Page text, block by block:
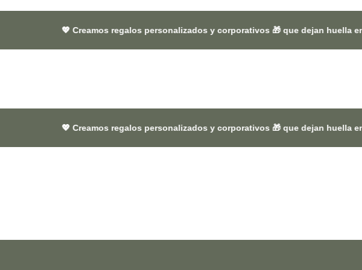
💖 Creamos regalos personalizados y corporativos 🎁 que dejan huella en Colombia 🇨🇴
💖 Creamos regalos personalizados y corporativos 🎁 que dejan huella en Colombia 🇨🇴